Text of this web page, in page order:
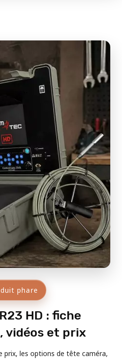
phare
HD : fiche
vidéos et prix
prix, les options de tête caméra,